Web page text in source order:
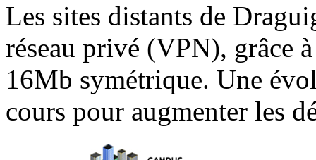
Les sites distants de
réseau privé (VPN), grâce
16Mb symétrique. Une
cours pour augmenter les